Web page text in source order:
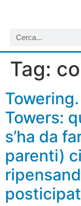
Tag:
Towers:
s’ha da
parenti)